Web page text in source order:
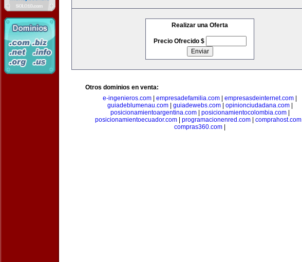
Realizar una Oferta
Precio Ofrecido $
Otros dominios en venta:
e-ingenieros.com
empresadefamilia.com empresasdeinternet.com
guiadeblumenau.com| guiadewebs.com| opinionciudadana.com|
posicionamientoargentina.com| posicionamientocolombia.com|
posicionamientoecuador.com
programacionenred.com comprahost.com
compras360.com